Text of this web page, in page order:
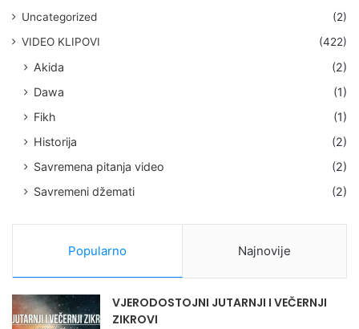
Uncategorized
(2)
VIDEO KLIPOVI
(422)
Akida
(2)
Dawa
(1)
Fikh
(1)
Historija
(2)
Savremena pitanja video
(2)
Savremeni džemati
(2)
Popularno Najnovije
VJERODOSTOJNI JUTARNJI I VEČERNJI
ZIKROVI